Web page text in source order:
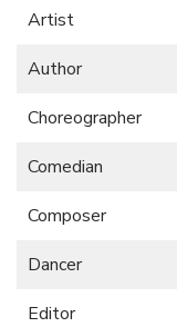
Artist
Author
Choreographer
Comedian
Composer
Dancer
Editor